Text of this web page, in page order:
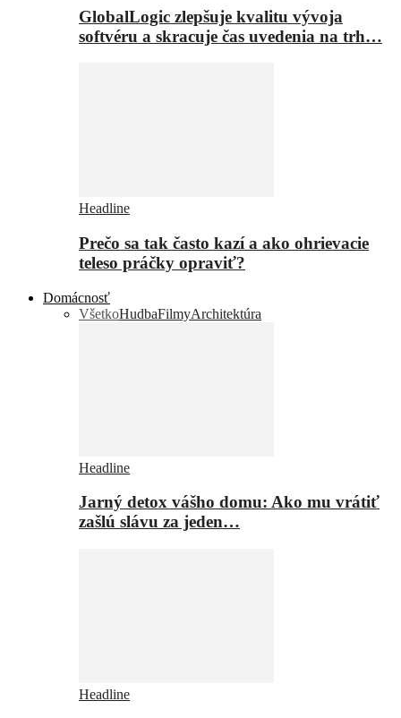
GlobalLogic zlepšuje kvalitu vývoja
softvéru a skracuje čas uvedenia na trh…
Headline
Prečo sa tak často kazí a ako ohrievacie
teleso práčky opraviť?
Domácnosť
VšetkoHudbaFilmyArchitektúra
Headline
Jarný detox vášho domu: Ako mu vrátiť
zašlú slávu za jeden…
Headline